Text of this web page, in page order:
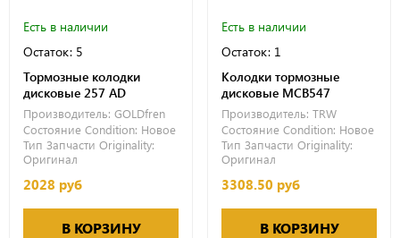
Есть в наличии
Остаток: 5
Тормозные колодки
дисковые 257 AD
Производитель: GOLDfren
Состояние Condition: Новое
Тип Запчасти Originality:
Оригинал
2028 руб
В КОРЗИНУ
Есть в наличии
Остаток: 1
Колодки тормозные
дисковые MCB547
Производитель: TRW
Состояние Condition: Новое
Тип Запчасти Originality:
Оригинал
3308.50 руб
В КОРЗИНУ